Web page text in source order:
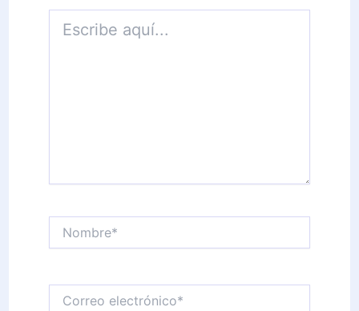
aquí...
electrónico*